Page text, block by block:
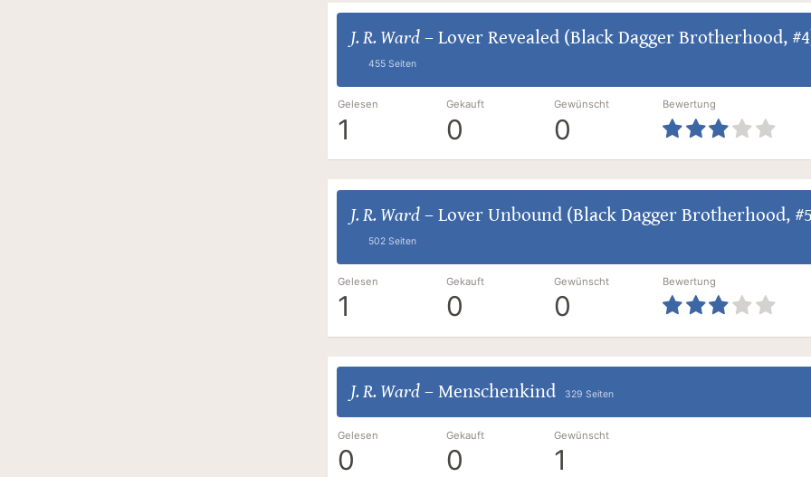
J. R. Ward– Lover Revealed (Black Dagger Brotherhood,
455 Seiten
Gelesen
1
Gekauft
0
Gewünscht
0
Bewertung
J. R. Ward– Lover Unbound (Black Dagger Brotherhood,
502 Seiten
Gelesen
1
Gekauft
0
Gewünscht
0
Bewertung
J. R. Ward– Menschenkind 329 Seiten
Gelesen
0
Gekauft
0
Gewünscht
1